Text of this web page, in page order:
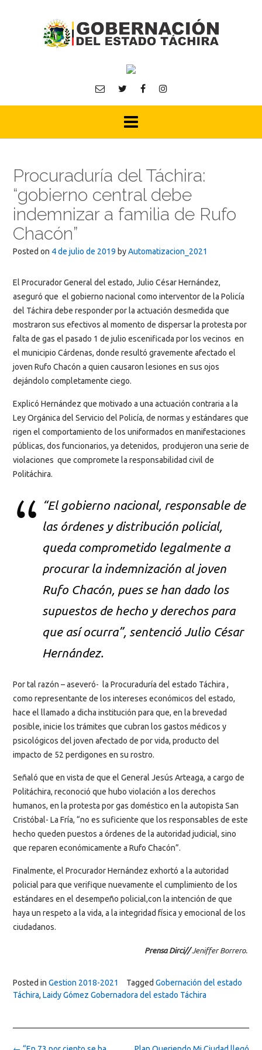
Procuraduría del Táchira:
“gobierno central debe
indemnizar a familia de Rufo
Chacón”
Posted on 4 de julio de 2019 byAutomatizacion_2021
El Procurador General del estado, Julio César Hernández,
aseguró que el gobierno nacional como interventor de la Policía
del Táchira debe responder por la actuación desmedida que
mostraron sus efectivos al momento de dispersar la protesta por
falta de gas el pasado 1 de julio escenificada por los vecinos en
el municipio Cárdenas, donde resultó gravemente afectado el
joven Rufo Chacón a quien causaron lesiones en sus ojos
dejándolo completamente ciego.
Explicó Hernández que motivado a una actuación contraria a la
Ley Orgánica del Servicio del Policía, de normas y estándares que
rigen el comportamiento de los uniformados en manifestaciones
públicas, dos funcionarios, ya detenidos, produjeron una serie de
violaciones que compromete la responsabilidad civil de
Politáchira.
“El gobierno nacional, responsable de
las órdenes y distribución policial,
queda comprometido legalmente a
procurar la indemnización al joven
Rufo Chacón, pues se han dado los
supuestos de hecho y derechos para
que así ocurra”, sentenció Julio César
Hernández.
Por tal razón – aseveró- la Procuraduría del estado Táchira ,
como representante de los intereses económicos del estado,
hace el llamado a dicha institución para que, en la brevedad
posible, inicie los trámites que cubran los gastos médicos y
psicológicos del joven afectado de por vida, producto del
impacto de 52 perdigones en su rostro.
Señaló que en vista de que el General Jesús Arteaga, a cargo de
Politáchira, reconoció que hubo violación a los derechos
humanos, en la protesta por gas doméstico en la autopista San
Cristóbal- La Fría, “no es suficiente que los responsables de este
hecho queden puestos a órdenes de la autoridad judicial, sino
que reparen económicamente a Rufo Chacón”.
Finalmente, el Procurador Hernández exhortó a la autoridad
policial para que verifique nuevamente el cumplimiento de los
estándares en el desempeño policial,con la intención de que
haya un respeto a la vida, a la integridad física y emocional de los
ciudadanos.
Prensa Dirci//Jeniffer Borrero.
Posted in Gestion 2018-2021 Tagged Gobernación del estado
Táchira, Laidy Gómez Gobernadora del estado Táchira